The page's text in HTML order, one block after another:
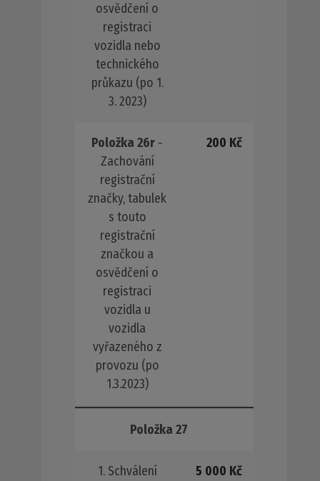
osvědčení o
registraci
vozidla nebo
technického
průkazu (po 1.
3. 2023)
Položka 26r -
Zachování
registrační
značky, tabulek
s touto
registrační
značkou a
osvědčení o
registraci
vozidla u
vozidla
vyřazeného z
provozu (po
1.3.2023)
200 Kč
Položka 27
1. Schválení
5 000 Kč